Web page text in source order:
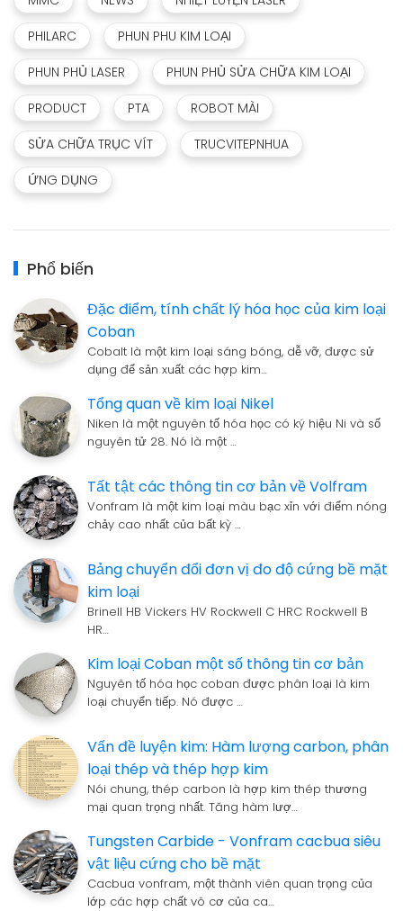
PHILARC
PHUN PHU KIM LOẠI
PHUN PHỦ LASER
PHUN PHỦ SỬA CHỮA KIM LOẠI
PRODUCT
PTA
ROBOT MÀI
SỬA CHỮA TRỤC VÍT
TRUCVITEPNHUA
ỨNG DỤNG
Phổ biến
Đặc điểm, tính chất lý hóa học của kim loại
Coban
Cobalt là một kim loại sáng bóng, dễ vỡ, được sử
dụng để sản xuất các hợp kim…
Tổng quan về kim loại Nikel
Niken là một nguyên tố hóa học có ký hiệu Ni và số
nguyên tử 28. Nó là một …
Tất tật các thông tin cơ bản về Volfram
Vonfram là một kim loại màu bạc xỉn với điểm nóng
chảy cao nhất của bất kỳ …
Bảng chuyển đổi đơn vị đo độ cứng bề mặt
kim loại
Brinell HB Vickers HV Rockwell C HRC Rockwell B
HR…
Kim loại Coban một số thông tin cơ bản
Nguyên tố hóa học coban được phân loại là kim
loại chuyển tiếp. Nó được …
Vấn đề luyện kim: Hàm lượng carbon, phân
loại thép và thép hợp kim
Nói chung, thép carbon là hợp kim thép thương
mại quan trọng nhất. Tăng hàm lượ…
Tungsten Carbide - Vonfram cacbua siêu
vật liệu cứng cho bề mặt
Cacbua vonfram, một thành viên quan trọng của
lớp các hợp chất vô cơ của ca…